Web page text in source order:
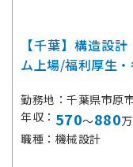
【千葉】構造設
ム上場/福利厚生
勤務地
千葉県市原
年収
570～880
職種
機械設計